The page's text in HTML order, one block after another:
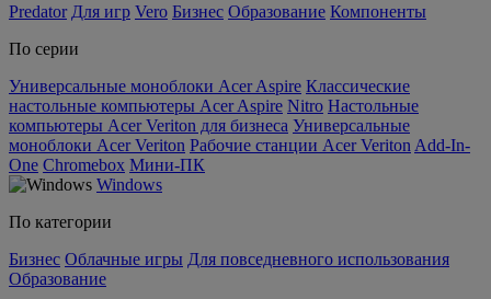
Predator Для игр Vero Бизнес Образование Компоненты
По серии
Универсальные моноблоки Acer Aspire Классические
настольные компьютеры Acer Aspire Nitro Настольные
компьютеры Acer Veriton для бизнеса Универсальные
моноблоки Acer Veriton Рабочие станции Acer Veriton Add-In-
One Chromebox Мини-ПК
Windows
По категории
Бизнес Облачные игры Для повседневного использования
Образование